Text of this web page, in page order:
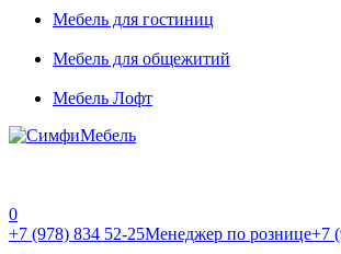
Мебель для гостиниц
Мебель для общежитий
Мебель Лофт
0
+7 (978) 834 52-25Менеджер по рознице+7